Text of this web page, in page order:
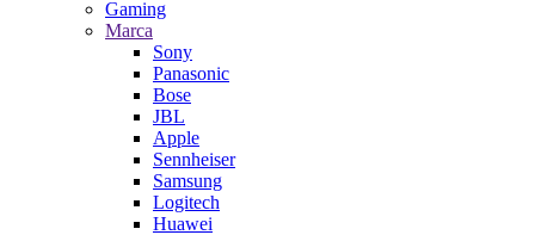
Gaming
Marca
Sony
Panasonic
Bose
JBL
Apple
Sennheiser
Samsung
Logitech
Huawei